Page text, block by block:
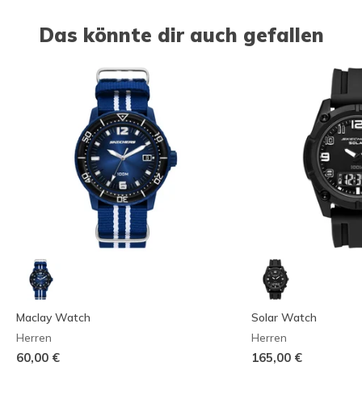
Das könnte dir auch gefallen
Maclay Watch
Herren
60,00 €
Solar Watch
Herren
165,00 €